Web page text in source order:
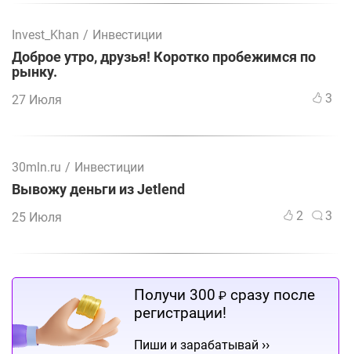
Invest_Khan / Инвестиции
Доброе утро, друзья! Коротко пробежимся по
рынку.
27 Июля 3
30mln.ru / Инвестиции
Вывожу деньги из Jetlend
25 Июля 2 3
Получи 300 ₽ сразу после
регистрации!
Пиши и зарабатывай ››